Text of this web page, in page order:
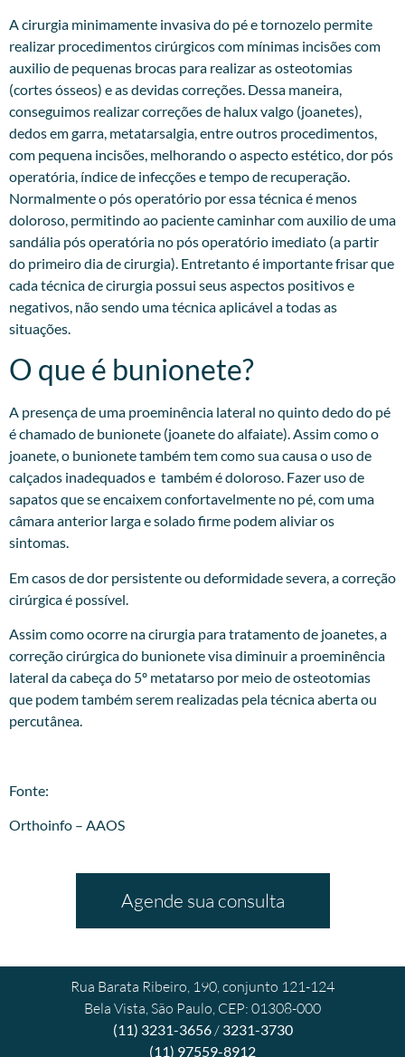
Acirurgia minimamente invasivado pé e tornozelo permite
realizar procedimentos cirúrgicos com mínimas incisões com
auxilio de pequenas brocas para realizar as osteotomias
(cortes ósseos) e as devidas correções. Dessa maneira,
conseguimos realizar correções de halux valgo (joanetes),
dedos em garra, metatarsalgia, entre outros procedimentos,
com pequena incisões, melhorando o aspecto estético, dor pós
operatória, índice de infecções e tempo de recuperação.
Normalmente o pós operatório por essa técnica é menos
doloroso, permitindo ao paciente caminhar com auxilio de uma
sandália pós operatória no pós operatório imediato (a partir
do primeiro dia de cirurgia). Entretanto é importante frisar que
cada técnica de cirurgia possui seus aspectos positivos e
negativos, não sendo uma técnica aplicável a todas as
situações.
O que é bunionete?
A presença de uma proeminência lateral no quinto dedo do pé
é chamado de bunionete (joanete do alfaiate). Assim como o
joanete, o bunionete também tem como sua causa o uso de
calçados inadequados e também é doloroso. Fazer uso de
sapatos que se encaixem confortavelmente no pé, com uma
câmara anterior larga e solado firme podem aliviar os
sintomas.
Em casos de dor persistente ou deformidade severa, a correção
cirúrgica é possível.
Assim como ocorre na cirurgia para tratamento de joanetes, a
correção cirúrgica do bunionete visa diminuir a proeminência
lateral da cabeça do 5º metatarso por meio de osteotomias
que podem também serem realizadas pela técnica aberta ou
percutânea.
Fonte:
Orthoinfo – AAOS
Agende sua consulta
Rua Barata Ribeiro, 190, conjunto 121-124
Bela Vista, São Paulo, CEP: 01308-000
(11) 3231-3656/ 3231-3730
(11) 97559-8912